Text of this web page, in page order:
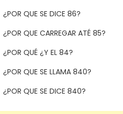
¿POR QUE SE DICE 86?
¿POR QUE CARREGAR ATÉ 85?
¿POR QUÉ ¿Y EL 84?
¿POR QUE SE LLAMA 840?
¿POR QUE SE DICE 840?